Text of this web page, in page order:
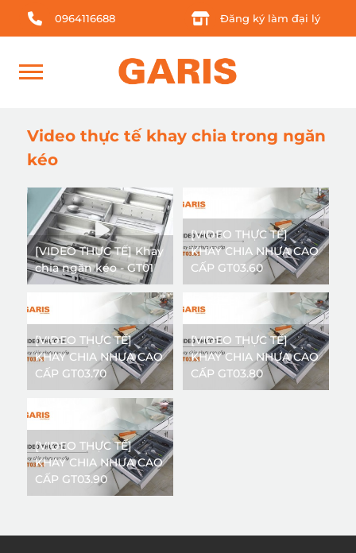
0964116688 Đăng ký làm đại lý
Video thực tế khay chia trong ngăn
kéo
[VIDEO THỰC TẾ] Khay
chia ngăn kéo - GT01
[VIDEO THỰC TẾ]
KHAY CHIA NHỰA CAO
CẤP GT03.60
[VIDEO THỰC TẾ]
KHAY CHIA NHỰA CAO
CẤP GT03.70
[VIDEO THỰC TẾ]
KHAY CHIA NHỰA CAO
CẤP GT03.80
[VIDEO THỰC TẾ]
KHAY CHIA NHỰA CAO
CẤP GT03.90